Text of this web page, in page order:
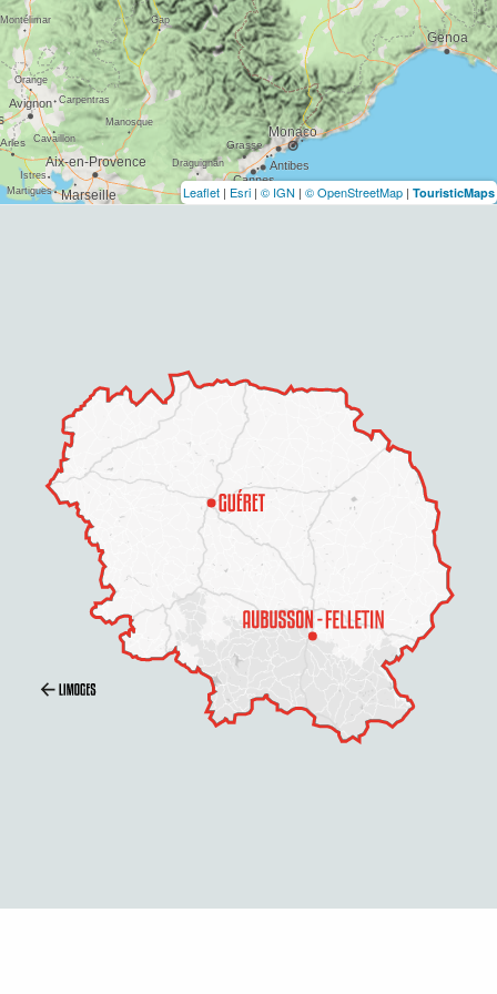
Leaflet | Esri | © IGN | © OpenStreetMap | TouristicMaps